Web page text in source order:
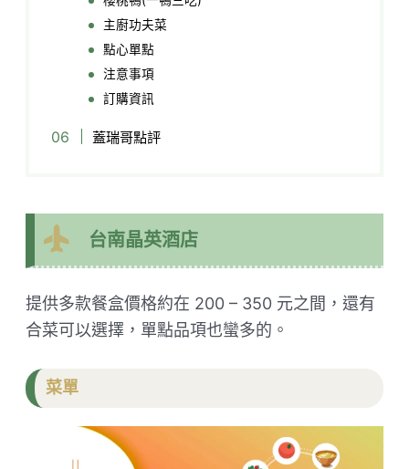
主廚功夫菜
點心單點
注意事項
訂購資訊
蓋瑞哥點評
台南晶英酒店
提供多款餐盒價格約在 200 – 350 元之間，還有
合菜可以選擇，單點品項也蠻多的。
菜單